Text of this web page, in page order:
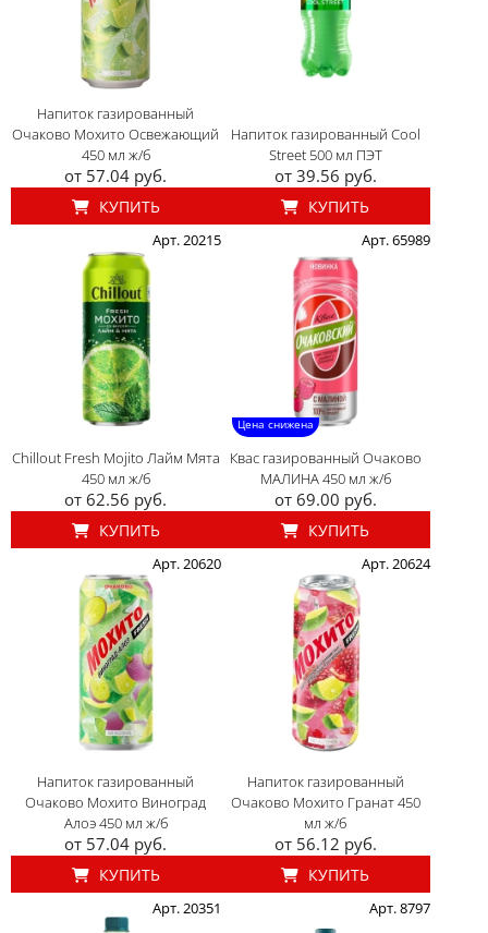
Напиток газированный
Очаково Мохито Освежающий
450 мл ж/б
от 57.04 руб.
КУПИТЬ
Напиток газированный Cool
Street 500 мл ПЭТ
от 39.56 руб.
КУПИТЬ
Арт. 20215
Chillout Fresh Mojito Лайм Мята
450 мл ж/б
от 62.56 руб.
КУПИТЬ
Цена снижена
Арт. 65989
Квас газированный Очаково
МАЛИНА 450 мл ж/б
от 69.00 руб.
КУПИТЬ
Арт. 20620
Напиток газированный
Очаково Мохито Виноград
Алоэ 450 мл ж/б
от 57.04 руб.
КУПИТЬ
Арт. 20624
Напиток газированный
Очаково Мохито Гранат 450
мл ж/б
от 56.12 руб.
КУПИТЬ
Арт. 20351 Арт. 8797